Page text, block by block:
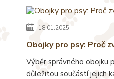
18.01.2025
Obojky pro psy: Proč
Výběr správného obojku
důležitou součástí jejich